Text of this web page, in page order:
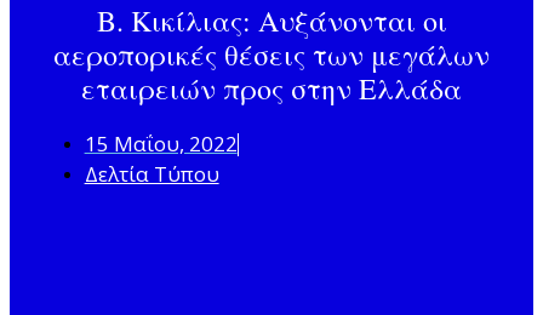
Β. Κικίλιας: Αυξάνονται οι
αεροπορικές θέσεις των μεγάλων
εταιρειών προς στην Ελλάδα
15 Μαΐου, 2022
Δελτία Τύπου